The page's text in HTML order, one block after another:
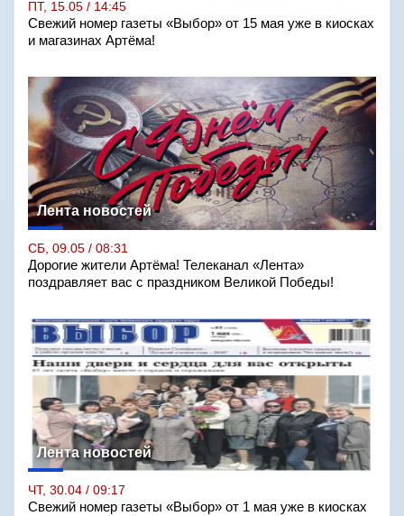
ПТ, 15.05 / 14:45
Свежий номер газеты «Выбор» от 15 мая уже в киосках
и магазинах Артёма!
Лента новостей
СБ, 09.05 / 08:31
Дорогие жители Артёма! Телеканал «Лента»
поздравляет вас с праздником Великой Победы!
Лента новостей
ЧТ, 30.04 / 09:17
Свежий номер газеты «Выбор» от 1 мая уже в киосках